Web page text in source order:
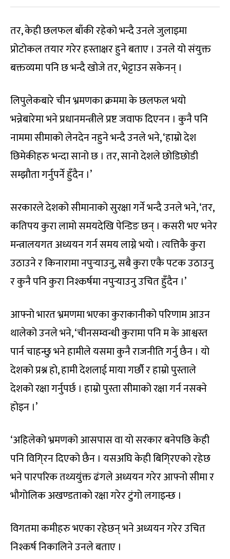
तर, केही छलफल बाँकी रहेको भन्दै उनले जुलाइमा
प्रोटोकल तयार गरेर हस्ताक्षर हुने बताए । उनले यो संयुक्त
बक्तव्यमा पनि छ भन्दै खोजे तर, भेट्टाउन सकेनन् ।
लिपुलेकबारे चीन भ्रमणका क्रममा के छलफल भयो
भन्नेबारेमा भने प्रधानमन्त्रीले प्रष्ट जवाफ दिएनन । कुनै पनि
नाममा सीमाको लेनदेन नहुने भन्दै उनले भने, ‘हाम्रो देश
छिमेकीहरु भन्दा सानो छ । तर, सानो देशले छोडिछोडी
सम्झौता गर्नुपर्ने हुँदैन ।’
सरकारले देशको सीमानाको सुरक्षा गर्ने भन्दै उनले भने, ‘तर,
कतिपय कुरा लामो समयदेखि पेन्डिङ छन् । कसरी भए भनेर
मन्त्रालयगत अध्ययन गर्न समय लाग्ने भयो । त्यत्तिकै कुरा
उठाउने र किनारामा नपुर्‍याउनु, सबै कुरा एकै पटक उठाउनु
र कुनै पनि कुरा निश्कर्षमा नपुर्‍याउनु उचित हुँदैन ।’
आफ्नो भारत भ्रमणमा भएका कुराकानीको परिणाम आउन
थालेको उनले भने, ‘चीनसम्वन्धी कुरामा पनि म के आश्वस्त
पार्न चाहन्छु भने हामीले यसमा कुनै राजनीति गर्नु छैन । यो
देशको प्रश्न हो, हामी देशलाई माया गर्छौ र हाम्रो पुस्ताले
देशको रक्षा गर्नुपर्छ । हाम्रो पुस्ता सीमाको रक्षा गर्न नसक्ने
होइन ।’
‘अहिलेको भ्रमणको आसपास वा यो सरकार बनेपछि केही
पनि विगि्रन दिएको छैन । यसअघि केही बिगि्रएको रहेछ
भने पारपरिक तथ्ययुंक्त ढंगले अध्ययन गरेर आफ्नो सीमा र
भौगोलिक अखण्डताको रक्षा गरेर टुंगो लगाइन्छ ।
विगतमा कमीहरु भएका रहेछन् भने अध्ययन गरेर उचित
निश्कर्ष निकालिने उनले बताए ।